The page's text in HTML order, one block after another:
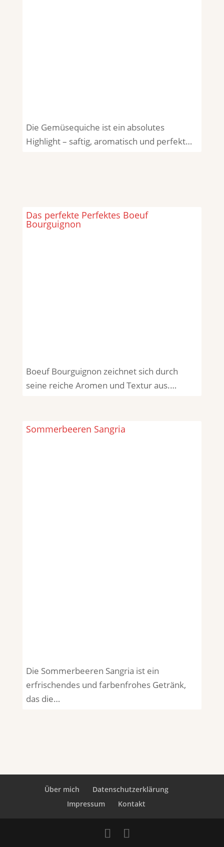
Die Gemüsequiche ist ein absolutes
Highlight – saftig, aromatisch und perfekt…
Das perfekte Perfektes Boeuf
Bourguignon
Boeuf Bourguignon zeichnet sich durch
seine reiche Aromen und Textur aus.…
Sommerbeeren Sangria
Die Sommerbeeren Sangria ist ein
erfrischendes und farbenfrohes Getränk,
das die…
Über mich
Datenschutzerklärung
Impressum
Kontakt